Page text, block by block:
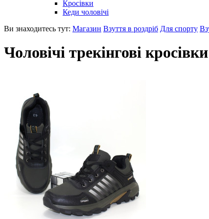
Кросівки
Кеди чоловічі
Ви знаходитесь тут: Магазин Взуття в роздріб Для спорту
Чоловічі трекінгові